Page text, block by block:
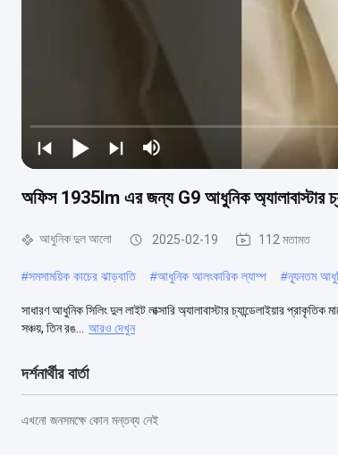
অফিস 1935lm এর জন্য G9 আধুনিক অ্যালাবাস্টার
আধুনিক দুল আলো 2025-02-19 112 মতামত
#সমসাময়িক কাচের ঝাড়বাতি #আধুনিক আলংকারিক ল্যাম্প #ন্যূনতম
সাধারণ আধুনিক সিলিং দুল লাইট লাক্সারি অ্যালাবাস্টার চ্যান্ডেলাইয়ার
সঞ্চয়, তিন রঙ...
আরও দেখুন
দর্শনার্থীর বার্তা
এখনো জনসমক্ষে কোন মন্তব্য নেই